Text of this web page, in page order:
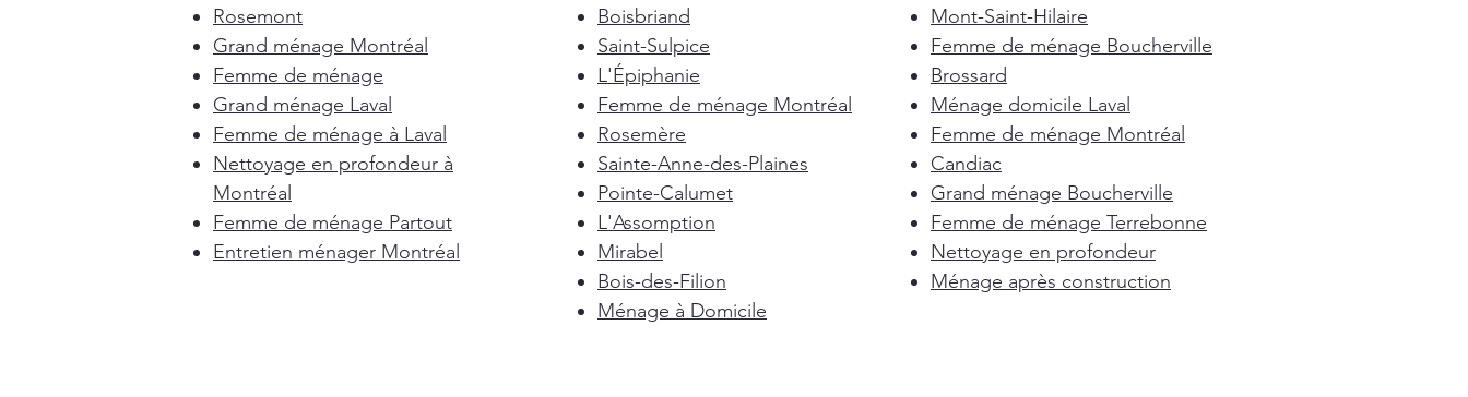
Rosemont
Grand ménage Montréal
Femme de ménage
Grand ménage Laval
Femme de ménage à Laval
Nettoyage en profondeur à
Montréal
Femme de ménage Partout
Entretien ménager Montréal
Boisbriand
Saint-Sulpice
L'Épiphanie
Femme de ménage Montréal
Rosemère
Sainte-Anne-des-Plaines
Pointe-Calumet
L'Assomption
Mirabel
Bois-des-Filion
Ménage à Domicile
Mont-Saint-Hilaire
Femme de ménage Boucherville
Brossard
Ménage domicile Laval
Femme de ménage Montréal
Candiac
Grand ménage Boucherville
Femme de ménage Terrebonne
Nettoyage en profondeur
Ménage après construction